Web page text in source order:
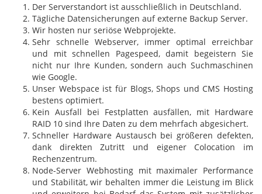
Der Serverstandort ist ausschließlich in Deutschland.
Tägliche Datensicherungen auf externe Backup Server.
Wir hosten nur seriöse Webprojekte.
Sehr schnelle Webserver, immer optimal erreichbar
und mit schnellen Pagespeed, damit begeistern Sie
nicht nur Ihre Kunden, sondern auch Suchmaschinen
wie Google.
Unser Webspace ist für Blogs, Shops und CMS Hosting
bestens optimiert.
Kein Ausfall bei Festplatten ausfällen, mit Hardware
RAID 10 sind Ihre Daten zu dem mehrfach abgesichert.
Schneller Hardware Austausch bei größeren defekten,
dank direkten Zutritt und eigener Colocation im
Rechenzentrum.
Node-Server Webhosting mit maximaler Performance
und Stabilität, wir behalten immer die Leistung im Blick